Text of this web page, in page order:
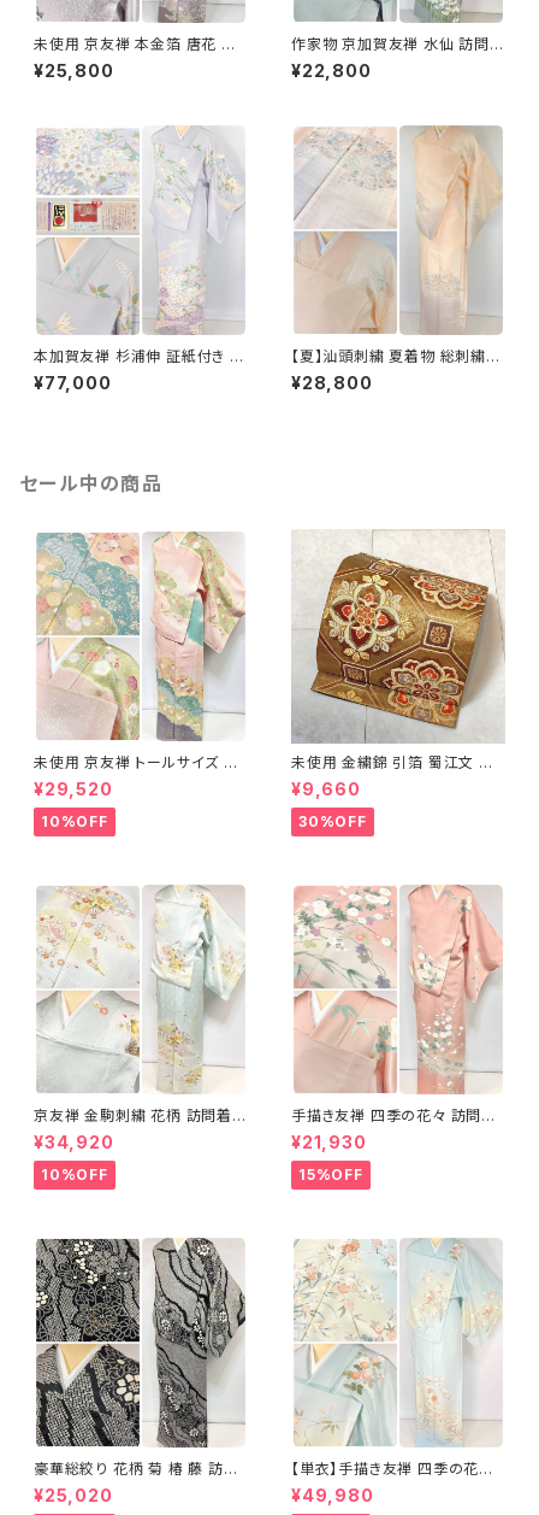
未使用 京友禅 本金箔 唐花 訪
問着 袷 正絹 紫 グレー 白 1165
¥25,800
作家物 京加賀友禅 水仙 訪問着
正絹 袷 浅葱鼠 青緑 グレー 白
1157
¥22,800
本加賀友禅 杉浦伸 証紙付き 訪
問着 花柄 正絹 紫 白 パステル
白菫色 1080
¥77,000
【夏】汕頭刺繍 夏着物 総刺繍
絽 訪問着 正絹 オレンジ サーモ
ンピンク 水色 1243
¥28,800
セール中の商品
未使用 京友禅 トールサイズ 染
め分け 金彩 訪問着 袷 正絹 ピ
ンク 黄緑 紫 黄色 1438
¥29,520
10%OFF
未使用 金繍錦 引箔 蜀江文 唐
織 華紋 袋帯 正絹 金糸 ゴール
ド 赤 紫 710
¥9,660
30%OFF
京友禅 金駒刺繍 花柄 訪問着
正絹 水色 黄緑 パステルカラー
アイスグリーン 1433
¥34,920
10%OFF
手描き友禅 四季の花々 訪問着
袷 正絹 サーモンピンク クリー
ム 白 桃花色 1434
¥21,930
15%OFF
豪華総絞り 花柄 菊 椿 藤 訪問
着 鹿の子絞り ラメ 正絹 黒 白
グレー 1435
¥25,020
【単衣】手描き友禅 四季の花々
正絹 訪問着 水色 黄緑 白 パス
テルカラー 1431
¥49,980